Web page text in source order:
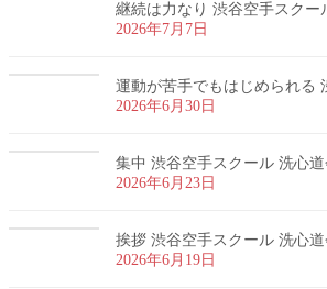
継続は力なり 渋谷空手スクー
2026年7月7日
運動が苦手でもはじめられる
2026年6月30日
集中 渋谷空手スクール 洗心
2026年6月23日
挨拶 渋谷空手スクール 洗心
2026年6月19日